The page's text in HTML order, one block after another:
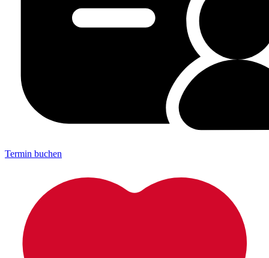
Termin buchen